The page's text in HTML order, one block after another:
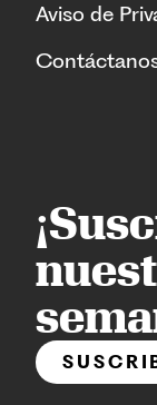
Aviso de